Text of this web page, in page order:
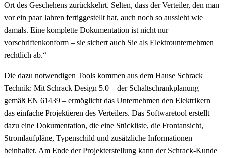
Ort des Geschehens zurückkehrt. Selten, dass der Verteiler, den man
vor ein paar Jahren fertiggestellt hat, auch noch so aussieht wie
damals. Eine komplette Dokumentation ist nicht nur
vorschriftenkonform – sie sichert auch Sie als Elektrounternehmen
rechtlich ab.“
Die dazu notwendigen Tools kommen aus dem Hause Schrack
Technik: Mit Schrack Design 5.0 – der Schaltschrankplanung
gemäß EN 61439 – ermöglicht das Unternehmen den Elektrikern
das einfache Projektieren des Verteilers. Das Softwaretool erstellt
dazu eine Dokumentation, die eine Stückliste, die Frontansicht,
Stromlaufpläne, Typenschild und zusätzliche Informationen
beinhaltet. Am Ende der Projekterstellung kann der Schrack-Kunde